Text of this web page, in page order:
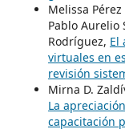
Melissa
Pablo Aurelio
Rodríguez, El
virtuales en
revisión
Mirna D.
La
capacitación